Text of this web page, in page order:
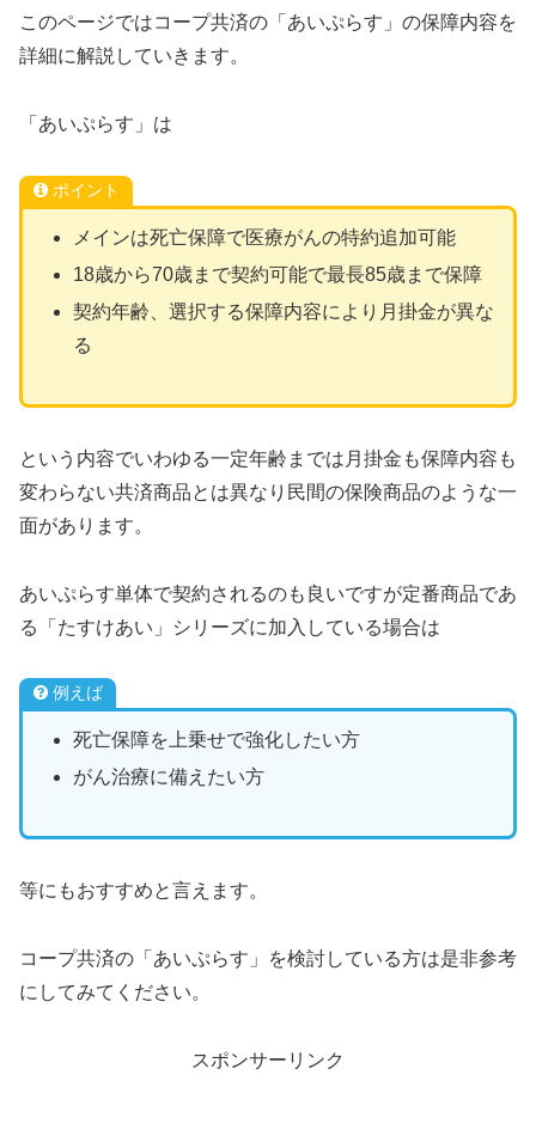
このページではコープ共済の「あいぷらす」の保障内容を
詳細に解説していきます。
「あいぷらす」は
ポイント
メインは死亡保障で医療がんの特約追加可能
18歳から70歳まで契約可能で最長85歳まで保障
契約年齢、選択する保障内容により月掛金が異な
る
という内容でいわゆる一定年齢までは月掛金も保障内容も
変わらない共済商品とは異なり民間の保険商品のような一
面があります。
あいぷらす単体で契約されるのも良いですが定番商品であ
る「たすけあい」シリーズに加入している場合は
例えば
死亡保障を上乗せで強化したい方
がん治療に備えたい方
等にもおすすめと言えます。
コープ共済の「あいぷらす」を検討している方は是非参考
にしてみてください。
スポンサーリンク